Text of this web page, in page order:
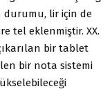
durumu, lir için de
tel eklenmiştir. XX.
bir tablet
bir nota sistemi